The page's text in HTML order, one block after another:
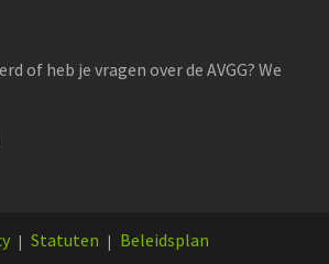
of heb je vragen over de AVGG? We
| Statuten | Beleidsplan